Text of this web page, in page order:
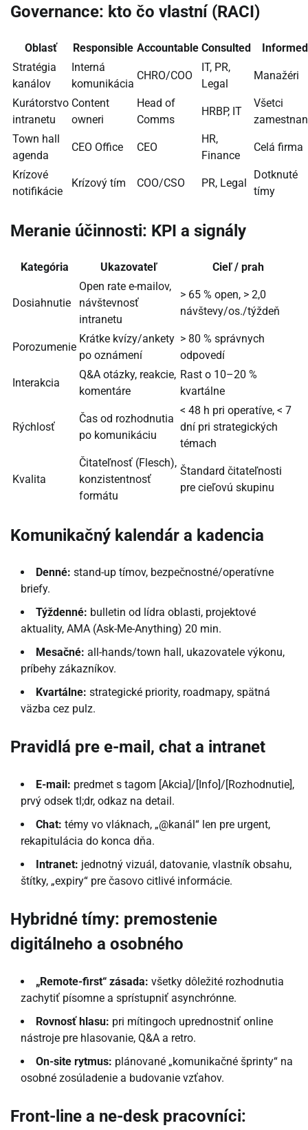
Governance: kto čo vlastní (RACI)
Oblasť Responsible Accountable Consulted
Informed
Stratégia
kanálov
Interná
komunikácia
CHRO/COO
IT, PR,
Legal
Manažéri
Kurátorstvo
intranetu
Content
owneri
Head of
Comms
HRBP, IT
Všetci
Town hall
agenda
CEO Office CEO
HR,
Finance
Celá firma
Krízové
notifikácie
Krízový tím COO/CSO PR, Legal
Dotknuté
tímy
Meranie účinnosti: KPI a signály
Kategória Ukazovateľ Cieľ / prah
Dosiahnutie
Open rate e-mailov,
návštevnosť
intranetu
> 65 % open, > 2,0
návštevy/os./týždeň
Porozumenie
Krátke kvízy/ankety
po oznámení
> 80 % správnych
odpovedí
Interakcia
Q&A otázky, reakcie,
komentáre
Rast o 10–20 %
kvartálne
Rýchlosť
Čas od rozhodnutia
po komunikáciu
< 48 h pri operatíve, < 7
dní pri strategických
témach
Kvalita
Čitateľnosť (Flesch),
konzistentnosť
formátu
Štandard čitateľnosti
pre cieľovú skupinu
Komunikačný kalendár a kadencia
Denné: stand-up tímov, bezpečnostné/operatívne
briefy.
Týždenné: bulletin od lídra oblasti, projektové
aktuality, AMA (Ask-Me-Anything) 20 min.
Mesačné: all-hands/town hall, ukazovatele výkonu,
príbehy zákazníkov.
Kvartálne: strategické priority, roadmapy, spätná
väzba cez pulz.
Pravidlá pre e-mail, chat a intranet
E-mail: predmet s tagom [Akcia]/[Info]/[Rozhodnutie],
prvý odsek tl;dr, odkaz na detail.
Chat: témy vo vláknach, „@kanál“ len pre urgent,
rekapitulácia do konca dňa.
Intranet: jednotný vizuál, datovanie, vlastník obsahu,
štítky, „expiry“ pre časovo citlivé informácie.
Hybridné tímy: premostenie
digitálneho a osobného
„Remote-first“ zásada: všetky dôležité rozhodnutia
zachytiť písomne a sprístupniť asynchrónne.
Rovnosť hlasu: pri mítingoch uprednostniť online
nástroje pre hlasovanie, Q&A a retro.
On-site rytmus: plánované „komunikačné šprinty“ na
osobné zosúladenie a budovanie vzťahov.
Front-line a ne-desk pracovníci: